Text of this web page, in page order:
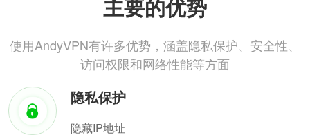
主要的优势
使用AndyVPN有许多优势，涵盖隐私保护、安全性、
访问权限和网络性能等方面
隐私保护
隐藏IP地址